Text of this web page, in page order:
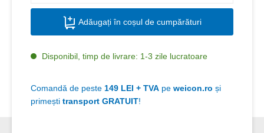
Adăugați în coșul de cumpărături
Disponibil, timp de livrare: 1-3 zile lucratoare
Comandă de peste 149 LEI + TVA pe weicon.ro și
primești transport GRATUIT!